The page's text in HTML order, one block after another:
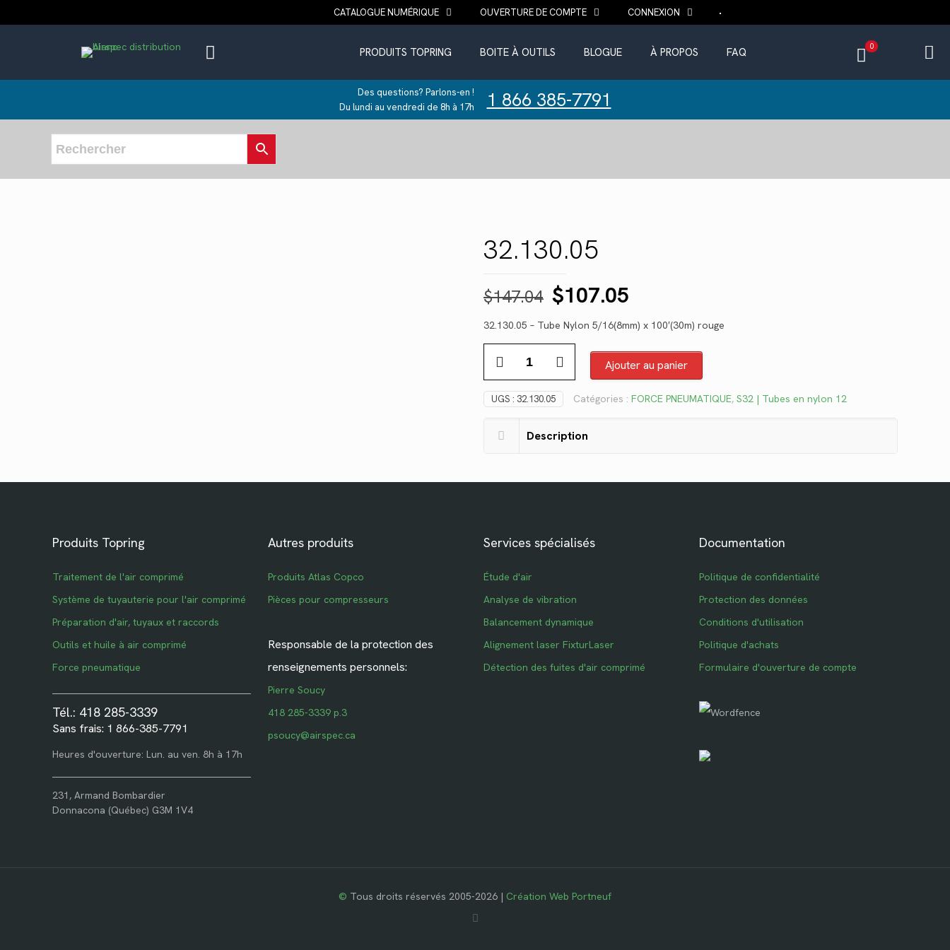
CATALOGUE NUMÉRIQUE OUVERTURE DE COMPTE CONNEXION
PRODUITS TOPRING BOITE À OUTILS BLOGUE À PROPOS FAQ 0
Des questions? Parlons-en !
Du lundi au vendredi de 8h à 17h
1 866 385-7791
32.130.05
$147.04 Le
prix
initial
était :
$147.04.
$107.05
prix
actuel
est :
$107.05.
32.130.05 – Tube Nylon 5/16(8mm) x 100′(30m) rouge
32.130.05
Ajouter au panier
UGS : 32.130.05 Catégories : FORCE PNEUMATIQUE, S32 | Tubes en nylon 12
Description
Produits Topring
Traitement de l'air comprimé
Système de tuyauterie pour l'air comprimé
Préparation d'air, tuyaux et raccords
Outils et huile à air comprimé
Force pneumatique
Tél.: 418 285-3339
Sans frais: 1 866-385-7791
Heures d'ouverture: Lun. au ven. 8h à 17h
231, Armand Bombardier
Donnacona (Québec) G3M 1V4
Autres produits
Produits Atlas Copco
Pièces pour compresseurs
Responsable de la protection des
renseignements personnels:
Pierre Soucy
418 285-3339 p.3
psoucy@airspec.ca
Services spécialisés
Étude d'air
Analyse de vibration
Balancement dynamique
Alignement laser FixturLaser
Détection des fuites d'air comprimé
Documentation
Politique de confidentialité
Protection des données
Conditions d'utilisation
Politique d'achats
Formulaire d'ouverture de compte
© Tous droits réservés 2005-2026 | Création Web Portneuf